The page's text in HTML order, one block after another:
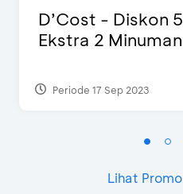
D’Cost - Diskon
Ekstra 2 Minuman
Periode 17 Sep 2023
Lihat